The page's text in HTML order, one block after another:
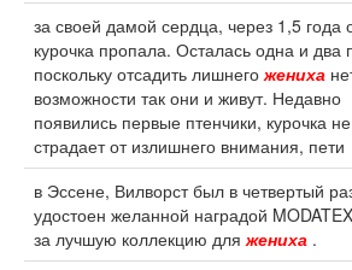
за своей дамой сердца, через 1,5 года
курочка пропала. Осталась одна и два
поскольку отсадить лишнегожениха
возможности так они и живут. Недавно
появились первые птенчики, курочка не
страдает от излишнего внимания, пети
в Эссене, Вилворст был в четвертый
удостоен желанной наградой
за лучшую коллекцию дляжениха .